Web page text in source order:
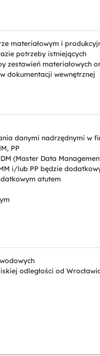
materiałowym i
potrzeby istniejących
zestawień materiałowych
dokumentacji wewnętrznej
danymi nadrzędnymi w
PP
(Master Data
i/lub PP będzie
atutem
odległości od